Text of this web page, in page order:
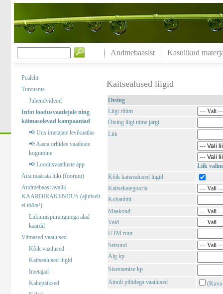
Andmebaasist Kasulikud
Pealeht
Tutvustus
Juhendvideod
Infot loodusvaatlejale ning
käimasolevad kampaaniad
📢 Uus imetajate levikuatlas
📢 Aasta orhidee vaatluste
kogumine
📢 Loodusvaatluste äpp
Aita määrata liiki (foorum)
Andmebaasi avalik
KAARDIRAKENDUS (ajutiselt
ei tööta!)
Liikumispiirangutega alad
kaardil
Viimased vaatlused
Kõik vaatlused
Kaitsealused liigid
Imetajad
Kahepaiksed
Kaitsealused liigid
Otsing
Liigi rühm
Otsing liigi nime järgi
Liik
Liik
Kõik kaitsealused liigid
Kaitsekategooria
Kohanimi
Maakond
Vald
UTM ruut
Seisund
Alg kp
Sisestamise kp
Ainult piltidega vaatlused
(Kuva